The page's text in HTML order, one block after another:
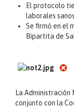
El protocolo
laborales
Se firmó en el
Bipartita de
La Administración
conjunto con la